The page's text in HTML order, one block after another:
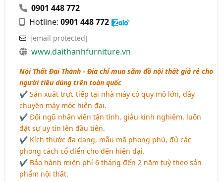
0901 448 772
Hotline:0901 448 772
[email protected]
www.daithanhfurniture.vn
Nội Thất Đại Thành - Địa chỉ mua sắm đồ nội thất giá rẻ cho
người tiêu dùng trên toàn quốc
✔ Sản xuất trực tiếp tại nhà máy có quy mô lớn, dây
chuyền máy móc hiện đại.
✔ Đội ngũ nhân viên tận tình, giàu kinh nghiệm, luôn
đặt sự uy tín lên đầu tiên.
✔ Kích thước đa dạng, mẫu mã phong phú, đủ các
phong cách cổ điển cho đến hiện đại.
✔ Bảo hành miễn phí 6 tháng đến 2 năm tuỳ theo sản
phẩm nội thất.